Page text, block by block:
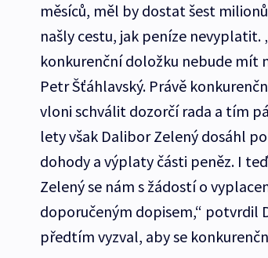
měsíců, měl by dostat šest
našly cestu, jak peníze
konkurenční doložku nebude mít
Petr Šťáhlavský. Právě
vloni schválit dozorčí rada a tím
lety však Dalibor Zelený dosáhl
dohody a výplaty části peněz. I
Zelený se nám s žádostí o
doporučeným dopisem,“ potvrdil
předtím vyzval, aby se